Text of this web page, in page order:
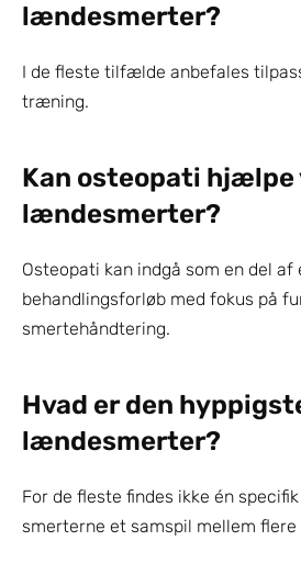
lændesmerter?
I de fleste tilfælde anbefales
træning.
Kan osteopati hjælpe
lændesmerter?
Osteopati kan indgå som en del af
behandlingsforløb med fokus på
smertehåndtering.
Hvad er den
lændesmerter?
For de fleste findes ikke én
smerterne et samspil mellem flere